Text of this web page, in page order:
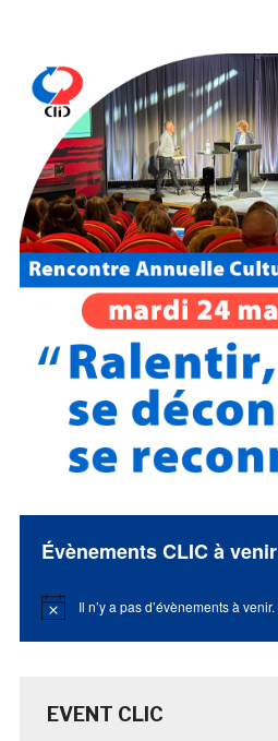
Évènements CLIC à venir
Notice Il n’y a pas d’évènements à venir.
EVENT CLIC